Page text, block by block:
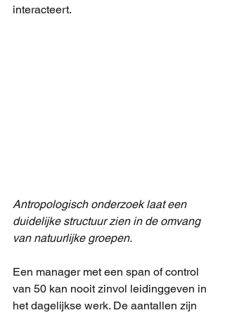
interacteert.
Antropologisch onderzoek laat een
duidelijke structuur zien in de omvang
van natuurlijke groepen.
Een manager met een span of control
van 50 kan nooit zinvol leidinggeven in
het dagelijkse werk. De aantallen zijn